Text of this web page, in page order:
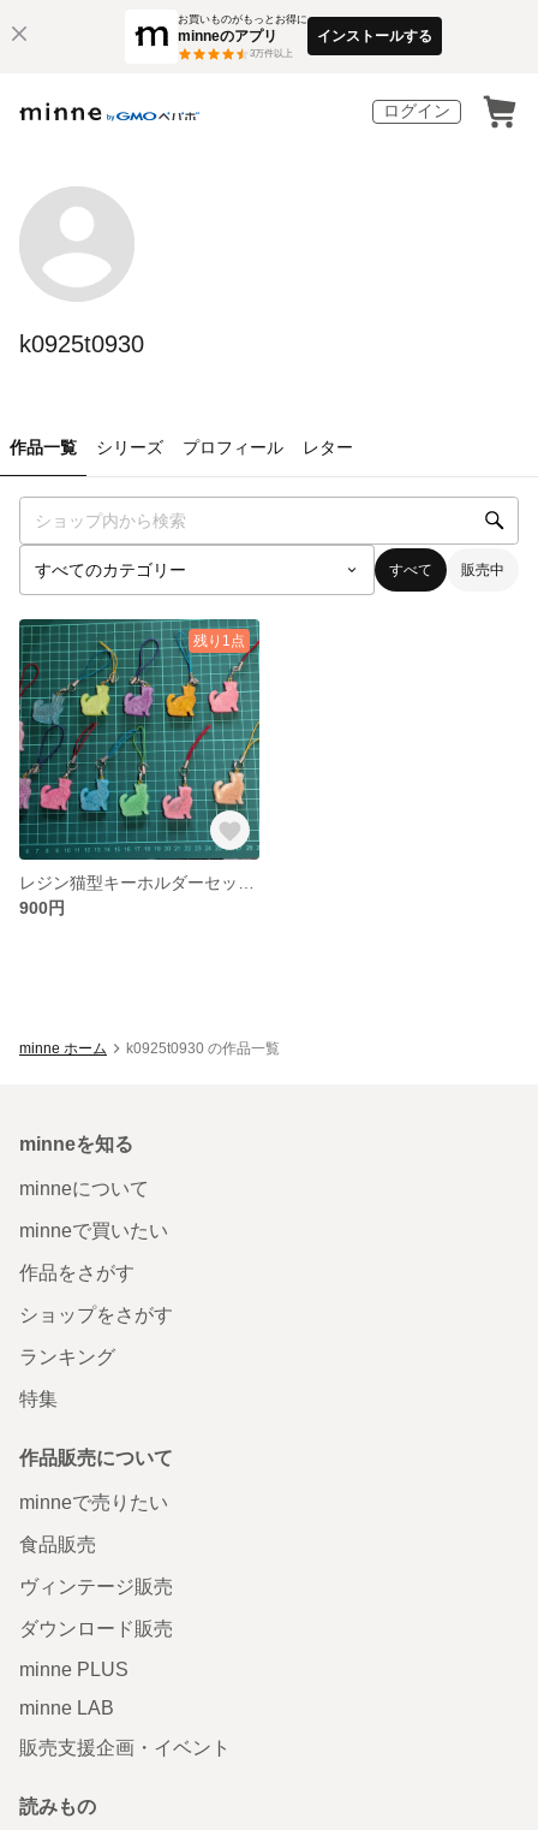
お買いものがもっとお得に
minneのアプリ
3万件以上
インストールする
ログイン
k0925t0930
作品一覧 シリーズ プロフィール レター
すべて 販売中
残り1点
900円
minne ホーム k0925t0930 の作品一覧
minneを知る
minneについて
minneで買いたい
作品をさがす
ショップをさがす
ランキング
特集
作品販売について
minneで売りたい
食品販売
ヴィンテージ販売
ダウンロード販売
minne PLUS
minne LAB
販売支援企画・イベント
読みもの